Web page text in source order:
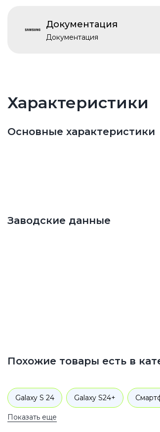
Документация
Документация
Характеристики
Основные характеристики
Заводские данные
Похожие товары есть в
Galaxy S 24 Galaxy S24+
Показать еще